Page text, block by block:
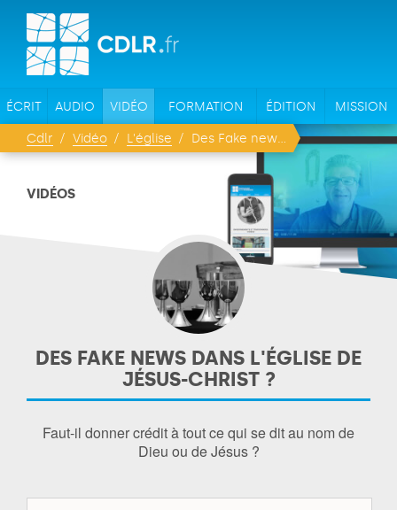
ÉCRIT AUDIO VIDÉO FORMATION ÉDITION MISSION
Cdlr Vidéo L'église Des Fake news dans l'église de Jésus-Christ ?
VIDÉOS
DES FAKE NEWS DANS L'ÉGLISE DE
JÉSUS-CHRIST ?
Faut-il donner crédit à tout ce qui se dit au nom de
Dieu ou de Jésus ?